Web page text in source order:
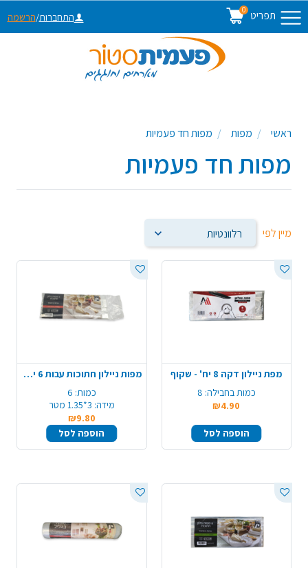
תפריט 0
התחברות/הרשמה
ראשי מפות מפות חד פעמיות
מפות חד פעמיות
מיין לפי
מפת ניילון דקה 8 יח' - שקוף
כמות בחבילה: 8
₪4.90
הוספה לסל
מפות ניילון חתוכות עבות 6 יח' - שקוף
כמות: 6
מידה: 3*1.35 מטר
₪9.80
הוספה לסל